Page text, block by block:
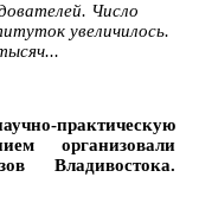
Число
увеличилось.
практическую
организовали
Владивостока.